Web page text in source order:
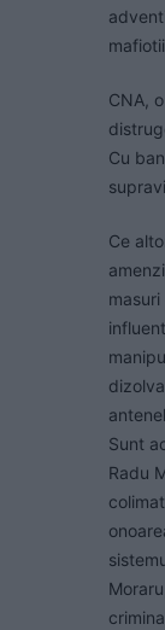
CNA,
Cu
Ce
Sunt
Radu